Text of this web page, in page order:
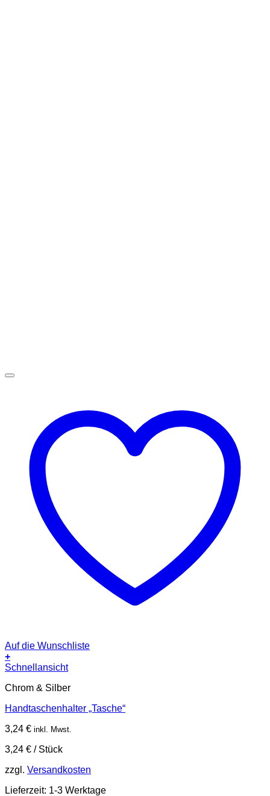
Auf die Wunschliste
+
Schnellansicht
Chrom & Silber
Handtaschenhalter „Tasche“
3,24 € inkl. Mwst.
3,24 € / Stück
zzgl. Versandkosten
Lieferzeit: 1-3 Werktage